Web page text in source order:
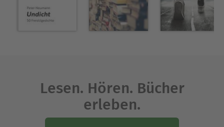
Lesen. Hören. Bücher
erleben.